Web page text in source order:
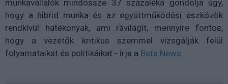
munkavállalók mindössze 37 százaléka gondolja úgy,
hogy a hibrid munka és az együttműködési eszközök
rendkívül hatékonyak, ami rávilágít, mennyire fontos,
hogy a vezetők kritikus szemmel vizsgálják felül
folyamataikat és politikáikat - írja a Beta News.